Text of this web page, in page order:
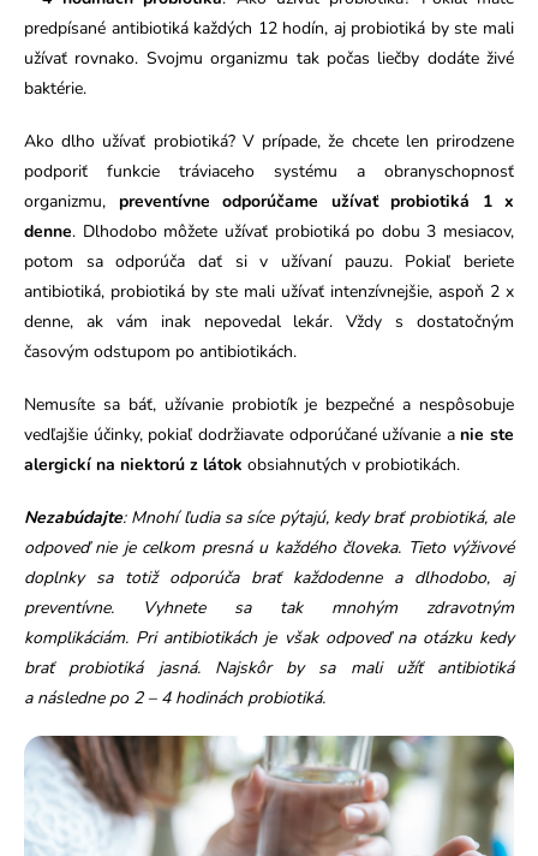
predpísané antibiotiká každých 12 hodín, aj probiotiká by ste mali
užívať rovnako. Svojmu organizmu tak počas liečby dodáte živé
baktérie.
Ako dlho užívať probiotiká? V prípade, že chcete len prirodzene
podporiť funkcie tráviaceho systému a obranyschopnosť
organizmu, preventívne odporúčame užívať probiotiká 1 x
denne. Dlhodobo môžete užívať probiotiká po dobu 3 mesiacov,
potom sa odporúča dať si v užívaní pauzu. Pokiaľ beriete
antibiotiká, probiotiká by ste mali užívať intenzívnejšie, aspoň 2 x
denne, ak vám inak nepovedal lekár. Vždy s dostatočným
časovým odstupom po antibiotikách.
Nemusíte sa báť, užívanie probiotík je bezpečné a nespôsobuje
vedľajšie účinky, pokiaľ dodržiavate odporúčané užívanie anie ste
alergickí na niektorú z látok obsiahnutých v probiotikách.
Nezabúdajte: Mnohí ľudia sa síce pýtajú, kedy brať probiotiká, ale
odpoveď nie je celkom presná u každého človeka. Tieto výživové
doplnky sa totiž odporúča brať každodenne a dlhodobo, aj
preventívne. Vyhnete sa tak mnohým zdravotným
komplikáciám. Pri antibiotikách je však odpoveď na otázku kedy
brať probiotiká jasná. Najskôr by sa mali užíť antibiotiká
a následne po 2 – 4 hodinách probiotiká.